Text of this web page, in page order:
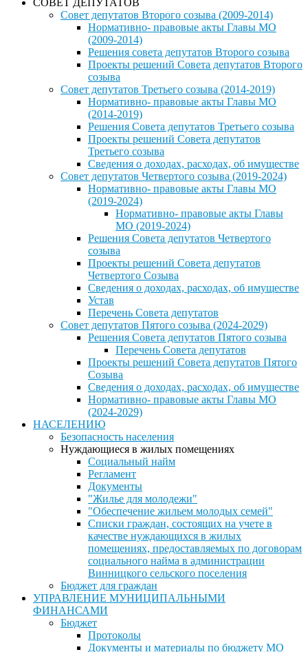
СОВЕТ ДЕПУТАТОВ
Совет депутатов Второго созыва (2009-2014)
Нормативно- правовые акты Главы МО
(2009-2014)
Решения совета депутатов Второго созыва
Проекты решений Совета депутатов Второго
созыва
Совет депутатов Третьего созыва (2014-2019)
Нормативно- правовые акты Главы МО
(2014-2019)
Решения Совета депутатов Третьего созыва
Проекты решений Совета депутатов
Третьего созыва
Сведения о доходах, расходах, об имуществе
Совет депутатов Четвертого созыва (2019-2024)
Нормативно- правовые акты Главы МО
(2019-2024)
Нормативно- правовые акты Главы
МО (2019-2024)
Решения Совета депутатов Четвертого
созыва
Проекты решений Совета депутатов
Четвертого Созыва
Сведения о доходах, расходах, об имуществе
Устав
Перечень Совета депутатов
Совет депутатов Пятого созыва (2024-2029)
Решения Совета депутатов Пятого созыва
Перечень Совета депутатов
Проекты решений Совета депутатов Пятого
Созыва
Сведения о доходах, расходах, об имуществе
Нормативно- правовые акты Главы МО
(2024-2029)
НАСЕЛЕНИЮ
Безопасность населения
Нуждающиеся в жилых помещениях
Социальный найм
Регламент
Документы
"Жилье для молодежи"
"Обеспечение жильем молодых семей"
Списки граждан, состоящих на учете в
качестве нуждающихся в жилых
помещениях, предоставляемых по договорам
социального найма в администрации
Винницкого сельского поселения
Бюджет для граждан
УПРАВЛЕНИЕ МУНИЦИПАЛЬНЫМИ
ФИНАНСАМИ
Бюджет
Протоколы
Документы и материалы по бюджету МО